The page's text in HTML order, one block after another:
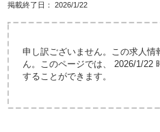
掲載終了日： 2026/1/22
申し訳ございません。この求人
ん。このページでは、 2026/1/22
することができます。